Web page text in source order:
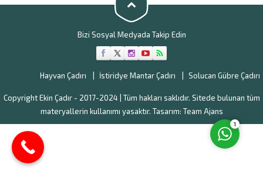
Bizi Sosyal Medyada Takip Edin
Hayvan Çadırı İstiridye Mantar Çadırı Solucan Gübre Çadırı
Copyright Ekin Çadır - 2017-2024 | Tüm hakları saklıdır. Sitede bulunan tüm
materyallerin kullanımı yasaktır. Tasarım: Team Ajans
Müşteri Temsilcisi
1